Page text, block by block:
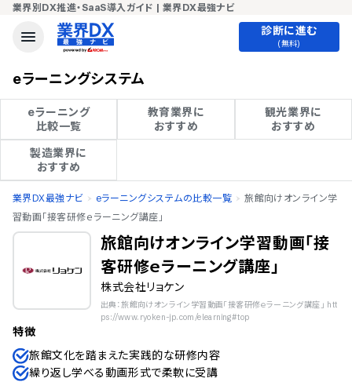
業界別DX推進・SaaS導入ガイド | 業界DX最強ナビ
診断に進む
(無料)
eラーニングシステム
eラーニング
比較一覧
教育業界に
おすすめ
観光業界に
おすすめ
製造業界に
おすすめ
業界DX最強ナビ eラーニングシステムの比較一覧
旅館向けオンライン学
習動画「接客研修ｅラーニング講座」
旅館向けオンライン学習動画「接
客研修ｅラーニング講座」
株式会社リョケン
出典：旅館向けオンライン学習動画「接客研修ｅラーニング講座」 htt
ps://www.ryoken-jp.com/elearning#top
特徴
旅館文化を踏まえた実践的な研修内容
繰り返し学べる動画形式で柔軟に受講